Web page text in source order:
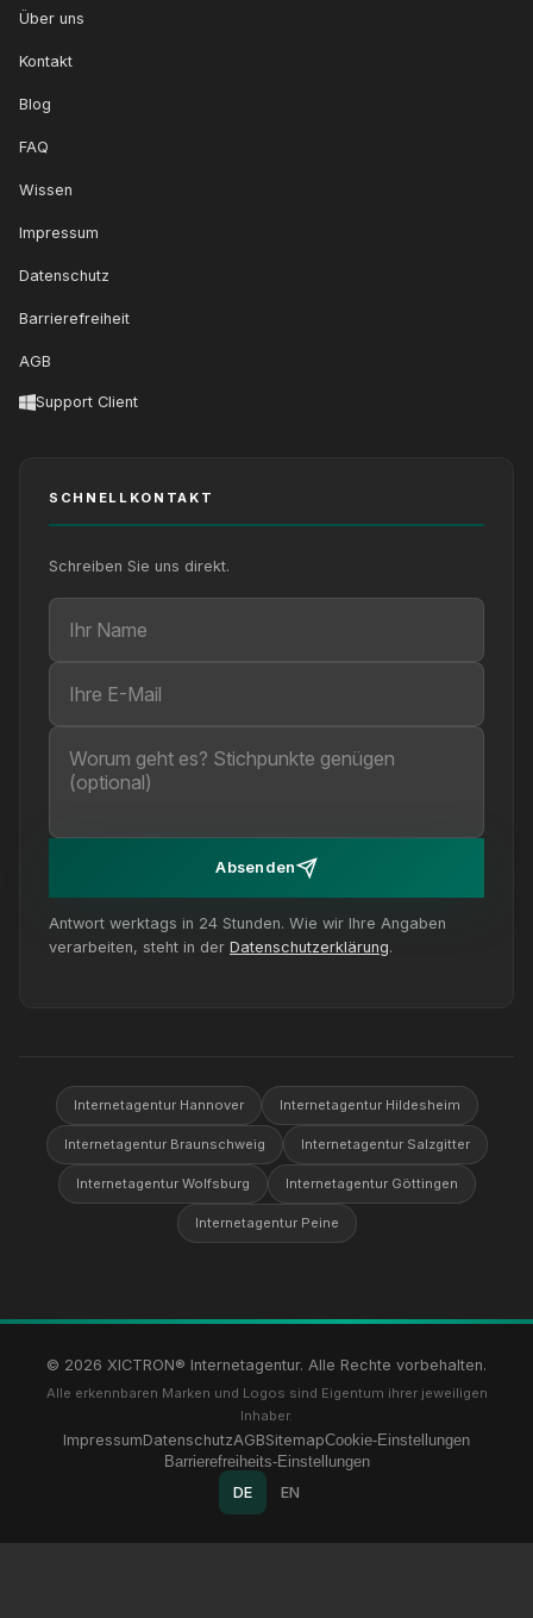
Über uns
Kontakt
Blog
FAQ
Wissen
Impressum
Datenschutz
Barrierefreiheit
AGB
Support Client
SCHNELLKONTAKT
Schreiben Sie uns direkt.
Ihr Name
Ihre E-Mail
Ihre Nachricht (optional)
Absenden
Antwort werktags in 24 Stunden. Wie wir Ihre Angaben
verarbeiten, steht in der Datenschutzerklärung.
Internetagentur Hannover Internetagentur Hildesheim
Internetagentur Braunschweig Internetagentur Salzgitter
Internetagentur Wolfsburg Internetagentur Göttingen
Internetagentur Peine
© 2026 XICTRON® Internetagentur. Alle Rechte vorbehalten.
Alle erkennbaren Marken und Logos sind Eigentum ihrer jeweiligen
Inhaber.
ImpressumDatenschutzAGBSitemapCookie-Einstellungen
Barrierefreiheits-Einstellungen
DE
EN